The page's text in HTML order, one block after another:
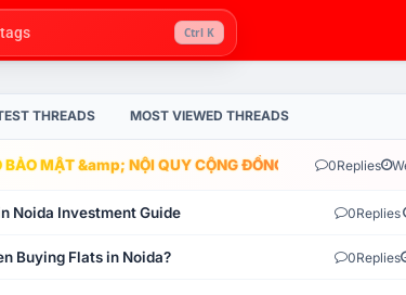
Ctrl K
THREADS MOST VIEWED THREADS
BẢO MẬT &amp; NỘI QUY CỘNG ĐỒNG VLIKE.VN: HỆ
0Replies
Noida Investment Guide 0Replies
Buying Flats in Noida? 0Replies